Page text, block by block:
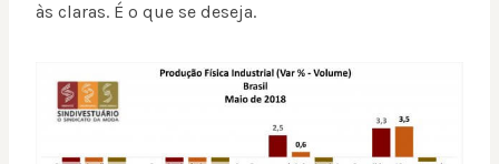
às claras. É o que se deseja.